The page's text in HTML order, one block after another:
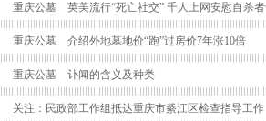
重庆公墓 英美流行“死亡社交” 千人上网安慰自杀
重庆公墓 介绍外地墓地价“跑”过房价7年涨10倍
重庆公墓 讣闻的含义及种类
关注：民政部工作组抵达重庆市綦江区检查指导工作